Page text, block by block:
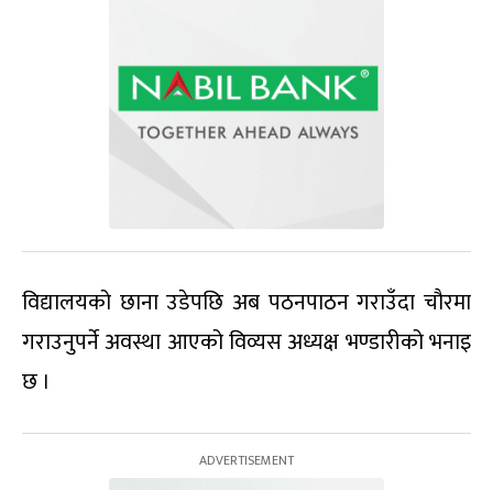
विद्यालयको छाना उडेपछि अब पठनपाठन गराउँदा चौरमा
गराउनुपर्ने अवस्था आएको विव्यस अध्यक्ष भण्डारीको भनाइ
छ ।